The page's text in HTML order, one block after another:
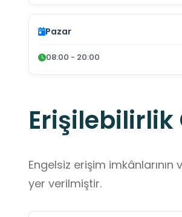
Pazar
08:00 - 20:00
Erişilebilirlik
Engelsiz erişim
yer verilmiştir.